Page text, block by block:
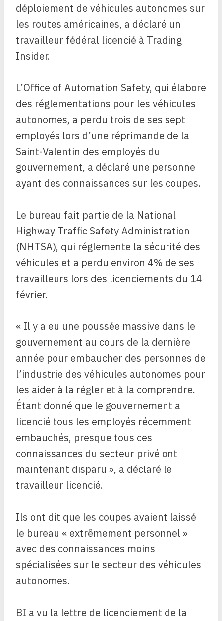
déploiement de véhicules autonomes sur
les routes américaines, a déclaré un
travailleur fédéral licencié à Trading
Insider.
L’Office of Automation Safety, qui élabore
des réglementations pour les véhicules
autonomes, a perdu trois de ses sept
employés lors d’une réprimande de la
Saint-Valentin des employés du
gouvernement, a déclaré une personne
ayant des connaissances sur les coupes.
Le bureau fait partie de la National
Highway Traffic Safety Administration
(NHTSA), qui réglemente la sécurité des
véhicules et a perdu environ 4% de ses
travailleurs lors des licenciements du 14
février.
« Il y a eu une poussée massive dans le
gouvernement au cours de la dernière
année pour embaucher des personnes de
l’industrie des véhicules autonomes pour
les aider à la régler et à la comprendre.
Étant donné que le gouvernement a
licencié tous les employés récemment
embauchés, presque tous ces
connaissances du secteur privé ont
maintenant disparu », a déclaré le
travailleur licencié.
Ils ont dit que les coupes avaient laissé
le bureau « extrêmement personnel »
avec des connaissances moins
spécialisées sur le secteur des véhicules
autonomes.
BI a vu la lettre de licenciement de la